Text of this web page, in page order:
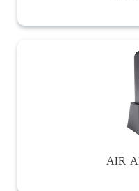
AIR-